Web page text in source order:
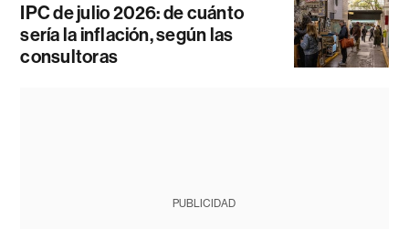
IPC de julio 2026: de cuánto
sería la inflación, según las
consultoras
PUBLICIDAD